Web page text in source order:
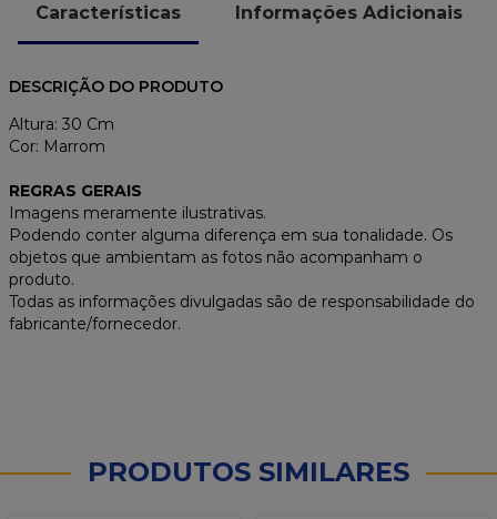
Características Informações Adicionais
DESCRIÇÃO DO PRODUTO
Altura: 30 Cm
Cor: Marrom
REGRAS GERAIS
Imagens meramente ilustrativas.
Podendo conter alguma diferença em sua tonalidade. Os
objetos que ambientam as fotos não acompanham o
produto.
Todas as informações divulgadas são de responsabilidade do
fabricante/fornecedor.
PRODUTOS SIMILARES